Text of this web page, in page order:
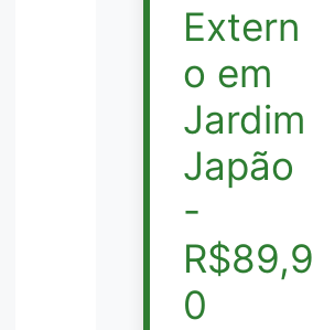
Extern
o em
Jardim
Japão
-
R$89,9
0